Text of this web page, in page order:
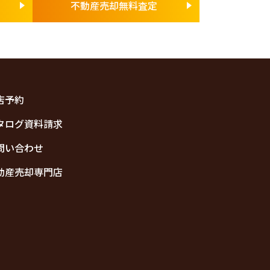
不動産売却無料査定
予約
ログ資料請求
い合わせ
産売却専門店